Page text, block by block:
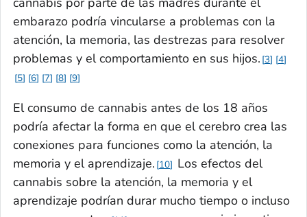
embarazo podría vincularse a problemas con la
atención, la memoria, las destrezas para resolver
problemas y el comportamiento en sus hijos. 3
4
5
6 7 8 9
El consumo de cannabis antes de los 18 años
podría afectar la forma en que el cerebro crea las
conexiones para funciones como la atención, la
memoria y el aprendizaje. 10
Los efectos del
cannabis sobre la atención, la memoria y el
aprendizaje podrían durar mucho tiempo o incluso